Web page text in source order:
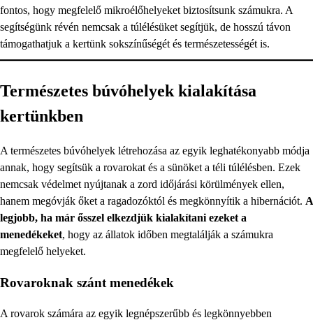
fontos, hogy megfelelő mikroélőhelyeket biztosítsunk számukra. A
segítségünk révén nemcsak a túlélésüket segítjük, de hosszú távon
támogathatjuk a kertünk sokszínűségét és természetességét is.
Természetes búvóhelyek kialakítása
kertünkben
A természetes búvóhelyek létrehozása az egyik leghatékonyabb módja
annak, hogy segítsük a rovarokat és a sünöket a téli túlélésben. Ezek
nemcsak védelmet nyújtanak a zord időjárási körülmények ellen,
hanem megóvják őket a ragadozóktól és megkönnyítik a hibernációt. A
legjobb, ha már ősszel elkezdjük kialakítani ezeket a
menedékeket, hogy az állatok időben megtalálják a számukra
megfelelő helyeket.
Rovaroknak szánt menedékek
A rovarok számára az egyik legnépszerűbb és legkönnyebben